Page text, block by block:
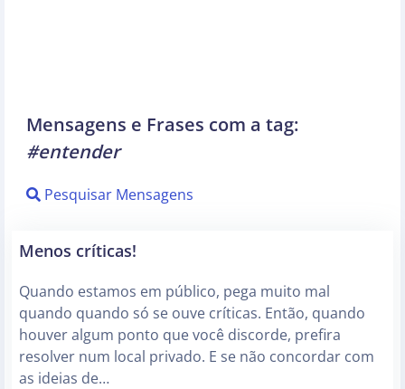
Mensagens e Frases com a tag:
#entender
Pesquisar Mensagens
Menos críticas!
Quando estamos em público, pega muito mal
quando quando só se ouve críticas. Então, quando
houver algum ponto que você discorde, prefira
resolver num local privado. E se não concordar com
as ideias de…